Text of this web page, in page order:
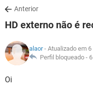
OUTLOOK
INSTAGRAM
GUIA DE COMPRAS
INSTAGRAM
GUIA DE COMPRAS
DOWNLOADS
JOGOS
CELULAR
OUTLOOK
INSTAGRAM
JOGOS
CELULAR
OUTLOOK
GLOSSÁRIO
JOGOS
Anterior
HD externo não é
alaor- Atualizado em 6
Perfil bloqueado -
Oi